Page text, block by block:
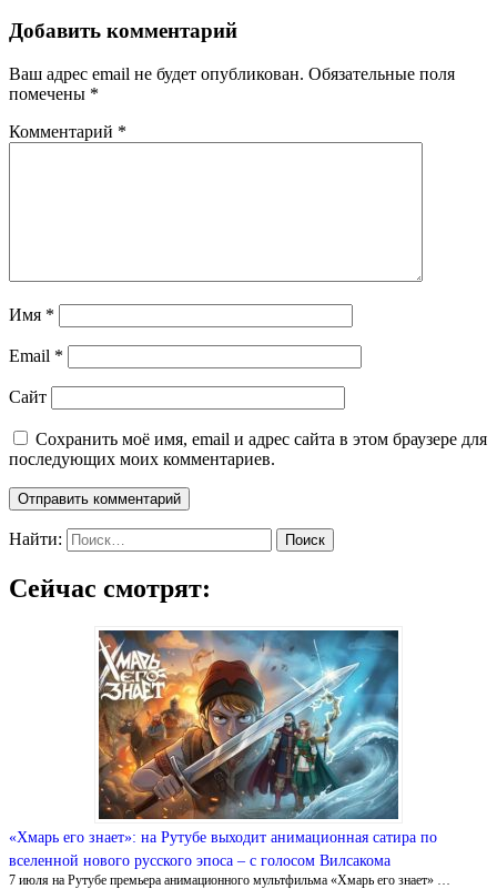
Добавить комментарий
Ваш адрес email не будет опубликован. Обязательные поля
помечены *
Комментарий *
Имя *
Email *
Сайт
Сохранить моё имя, email и адрес сайта в этом браузере для
последующих моих комментариев.
Найти:
Сейчас смотрят:
«Хмарь его знает»: на Рутубе выходит анимационная сатира по
вселенной нового русского эпоса – с голосом Вилсакома
7 июля на Рутубе премьера анимационного мультфильма «Хмарь его знает» …